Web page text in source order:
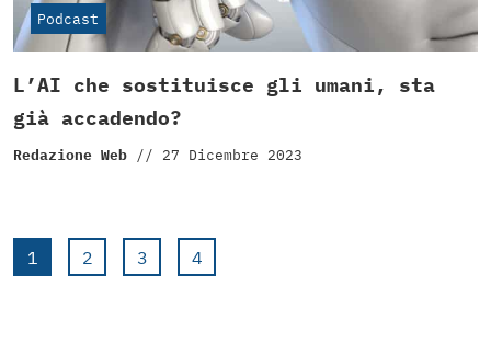
Podcast
L’AI che sostituisce gli umani, sta
già accadendo?
Redazione Web // 27 Dicembre 2023
1 2 3 4